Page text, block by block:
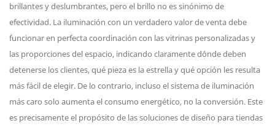
brillantes y deslumbrantes, pero el brillo no es sinónimo de
efectividad. La iluminación con un verdadero valor de venta debe
funcionar en perfecta coordinación con las vitrinas personalizadas y
las proporciones del espacio, indicando claramente dónde deben
detenerse los clientes, qué pieza es la estrella y qué opción les resulta
más fácil de elegir. De lo contrario, incluso el sistema de iluminación
más caro solo aumenta el consumo energético, no la conversión. Este
es precisamente el propósito de las soluciones de diseño para tiendas